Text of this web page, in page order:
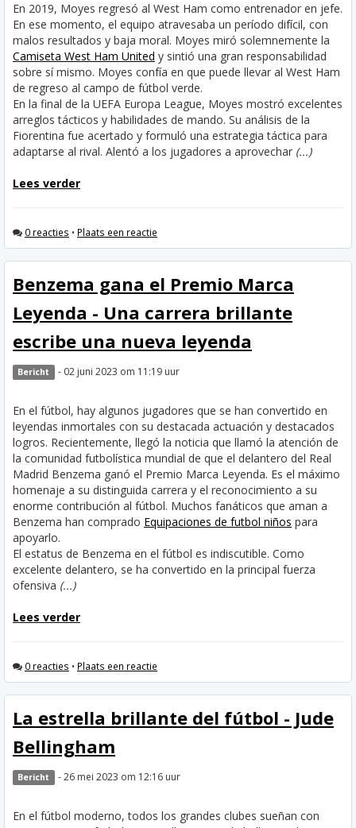
En 2019, Moyes regresó al West Ham como entrenador en jefe.
En ese momento, el equipo atravesaba un período difícil, con
malos resultados y baja moral. Moyes miró solemnemente la
Camiseta West Ham United y sintió una gran responsabilidad
sobre sí mismo. Moyes confía en que puede llevar al West Ham
de regreso al campo de fútbol verde.
En la final de la UEFA Europa League, Moyes mostró excelentes
arreglos tácticos y habilidades de mando. Su análisis de la
Fiorentina fue acertado y formuló una estrategia táctica para
adaptarse al rival. Alentó a los jugadores a aprovechar (...)
Lees verder
0 reacties • Plaats een reactie
Benzema gana el Premio Marca
Leyenda - Una carrera brillante
escribe una nueva leyenda
Bericht - 02 juni 2023 om 11:19 uur
En el fútbol, hay algunos jugadores que se han convertido en
leyendas inmortales con su destacada actuación y destacados
logros. Recientemente, llegó la noticia que llamó la atención de
la comunidad futbolística mundial de que el delantero del Real
Madrid Benzema ganó el Premio Marca Leyenda. Es el máximo
homenaje a su distinguida carrera y el reconocimiento a su
enorme contribución al fútbol. Muchos fanáticos que aman a
Benzema han comprado Equipaciones de futbol niños para
apoyarlo.
El estatus de Benzema en el fútbol es indiscutible. Como
excelente delantero, se ha convertido en la principal fuerza
ofensiva (...)
Lees verder
0 reacties • Plaats een reactie
La estrella brillante del fútbol - Jude
Bellingham
Bericht - 26 mei 2023 om 12:16 uur
En el fútbol moderno, todos los grandes clubes sueñan con